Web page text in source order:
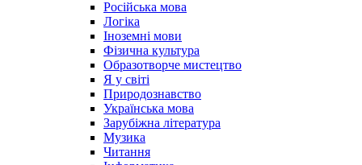
Російська мова
Логіка
Іноземні мови
Фізична культура
Образотворче мистецтво
Я у світі
Природознавство
Українська мова
Зарубіжна література
Музика
Читання